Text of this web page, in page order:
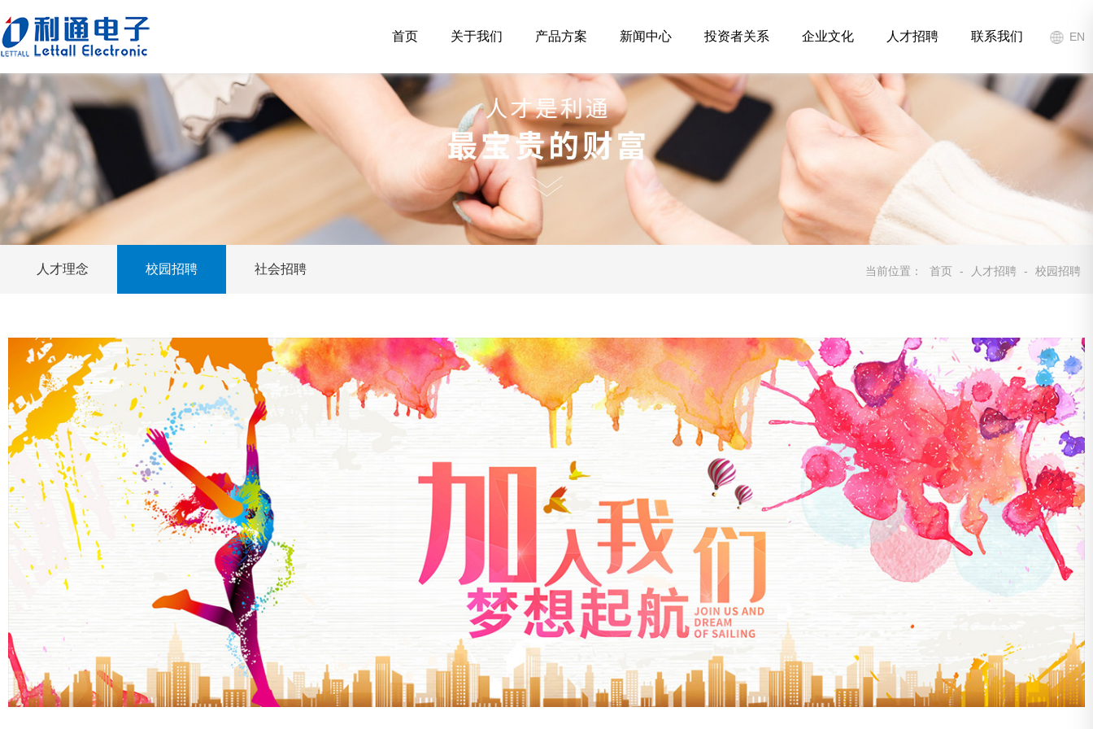
EN
首页 关于我们 产品方案 新闻中心 投资者关系 企业文化 人才招聘 联系我们
人才理念 校园招聘 社会招聘 当前位置： 首页 - 人才招聘 - 校园招聘